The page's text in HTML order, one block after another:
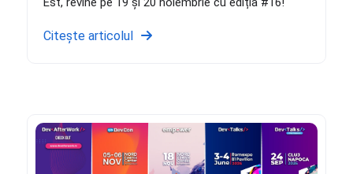
Citește articolul